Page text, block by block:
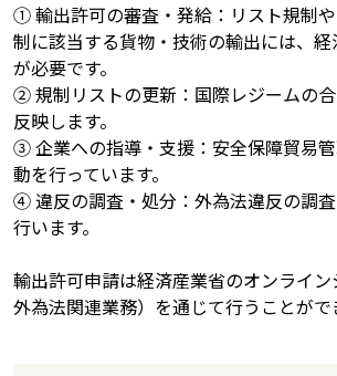
① 輸出許可の審査・発給：リスト規制
制に該当する貨物・技術の輸出には、
が必要です。
② 規制リストの更新：国際レジームの
反映します。
③ 企業への指導・支援：安全保障貿易
動を行っています。
④ 違反の調査・処分：外為法違反の調
行います。
輸出許可申請は経済産業省のオンライン
外為法関連業務）を通じて行うことがで